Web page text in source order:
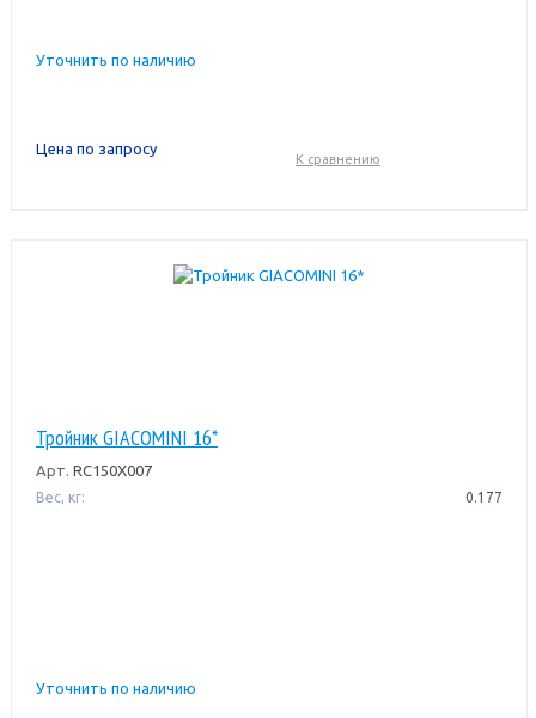
Уточнить по наличию
Цена по запросу
К сравнению
Тройник GIACOMINI 16*
Арт. RC150X007
Вес, кг: 0.177
Уточнить по наличию